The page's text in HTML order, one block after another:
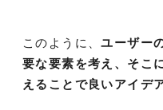
このように、ユーザー
要な要素を考え、そこ
えることで良いアイデ